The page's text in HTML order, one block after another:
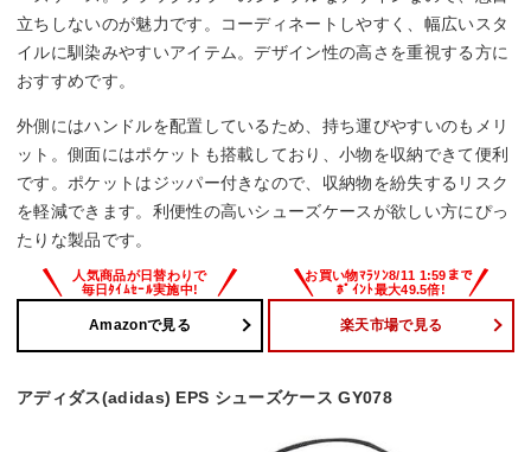
立ちしないのが魅力です。コーディネートしやすく、幅広いスタ
イルに馴染みやすいアイテム。デザイン性の高さを重視する方に
おすすめです。
外側にはハンドルを配置しているため、持ち運びやすいのもメリ
ット。側面にはポケットも搭載しており、小物を収納できて便利
です。ポケットはジッパー付きなので、収納物を紛失するリスク
を軽減できます。利便性の高いシューズケースが欲しい方にぴっ
たりな製品です。
Amazonで見る 楽天市場で見る
アディダス(adidas) EPS シューズケース GY078